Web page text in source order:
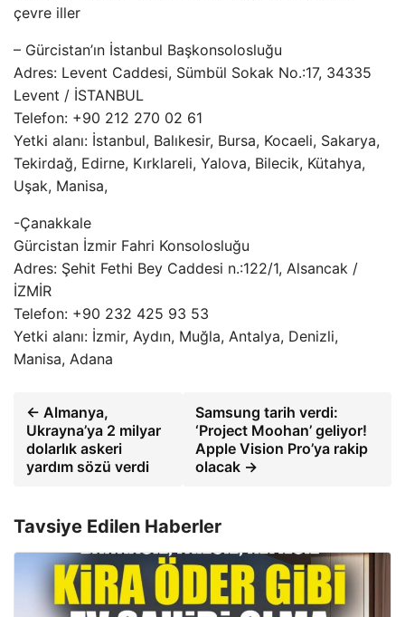
çevre iller
– Gürcistan’ın İstanbul Başkonsolosluğu
Adres: Levent Caddesi, Sümbül Sokak No.:17, 34335
Levent / İSTANBUL
Telefon: +90 212 270 02 61
Yetki alanı: İstanbul, Balıkesir, Bursa, Kocaeli, Sakarya,
Tekirdağ, Edirne, Kırklareli, Yalova, Bilecik, Kütahya,
Uşak, Manisa,
-Çanakkale
Gürcistan İzmir Fahri Konsolosluğu
Adres: Şehit Fethi Bey Caddesi n.:122/1, Alsancak /
İZMİR
Telefon: +90 232 425 93 53
Yetki alanı: İzmir, Aydın, Muğla, Antalya, Denizli,
Manisa, Adana
← Almanya,
Ukrayna’ya 2 milyar
dolarlık askeri
yardım sözü verdi
Samsung tarih verdi:
‘Project Moohan’ geliyor!
Apple Vision Pro’ya rakip
olacak →
Tavsiye Edilen Haberler